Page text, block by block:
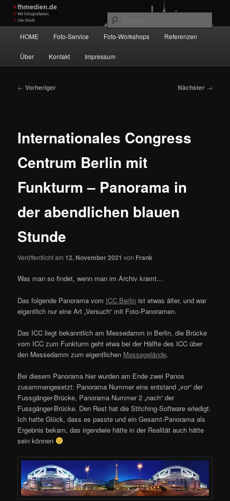
Zum
primären
Inhalt
springen
Wir fotografieren die Hauptstadt!
HOME Foto-Service Foto-Workshops Referenzen
Über Kontakt Impressum
Beitragsnavigation
← Vorheriger Nächster →
Internationales Congress
Centrum Berlin mit
Funkturm – Panorama in
der abendlichen blauen
Stunde
Veröffentlicht am 12. November 2021 von Frank
Was man so findet, wenn man im Archiv kramt…
Das folgende Panorama vom ICC Berlin ist etwas älter, und war
eigentlich nur eine Art „Versuch“ mit Foto-Panoramen.
Das ICC liegt bekanntlich am Messedamm in Berlin, die Brücke
vom ICC zum Funkturm geht etwa bei der Hälfte des ICC über
den Messedamm zum eigentlichen Messegelände.
Bei diesem Panorama hier wurden am Ende zwei Panos
zusammengesetzt: Panorama Nummer eins entstand „vor“ der
Fussgänger-Brücke, Panorama Nummer 2 „nach“ der
Fussgänger-Brücke. Den Rest hat die Stitching-Software erledigt.
Ich hatte Glück, dass es passte und ein Gesamt-Panorama als
Ergebnis bekam, das irgendwie hätte in der Realität auch hätte
sein können